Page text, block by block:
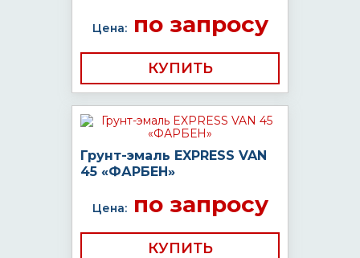
Цена:по запросу
КУПИТЬ
Грунт-эмаль EXPRESS VAN
45 «ФАРБЕН»
Цена:по запросу
КУПИТЬ